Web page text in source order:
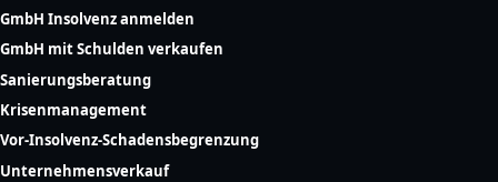
GmbH Insolvenz anmelden
GmbH mit Schulden verkaufen
Sanierungsberatung
Krisenmanagement
Vor-Insolvenz-Schadensbegrenzung
Unternehmensverkauf